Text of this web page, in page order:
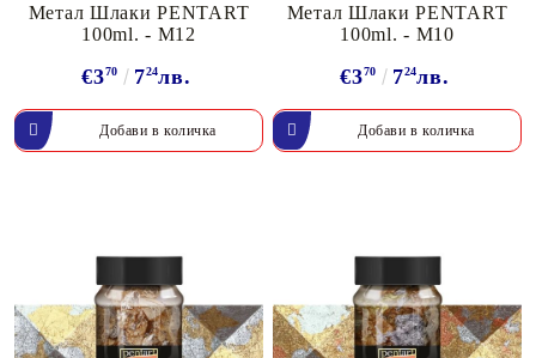
Метал Шлаки PENTART
100ml. - M12
€370 724лв.
Метал Шлаки PENTART
100ml. - M10
€370 724лв.